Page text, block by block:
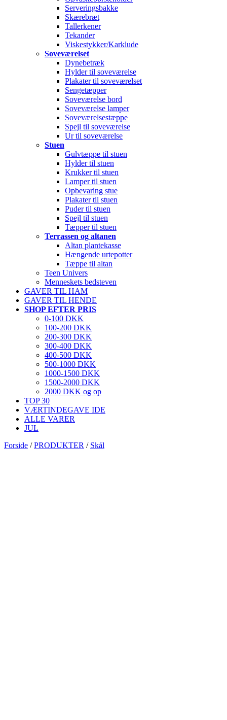
Serveringsbakke
Skærebræt
Tallerkener
Tekander
Viskestykker/Karklude
Soveværelset
Dynebetræk
Hylder til soveværelse
Plakater til soveværelset
Sengetæpper
Soveværelse bord
Soveværelse lamper
Soveværelsestæppe
Spejl til soveværelse
Ur til soveværelse
Stuen
Gulvtæppe til stuen
Hylder til stuen
Krukker til stuen
Lamper til stuen
Opbevaring stue
Plakater til stuen
Puder til stuen
Spejl til stuen
Tæpper til stuen
Terrassen og altanen
Altan plantekasse
Hængende urtepotter
Tæppe til altan
Teen Univers
Menneskets bedsteven
GAVER TIL HAM
GAVER TIL HENDE
SHOP EFTER PRIS
0-100 DKK
100-200 DKK
200-300 DKK
300-400 DKK
400-500 DKK
500-1000 DKK
1000-1500 DKK
1500-2000 DKK
2000 DKK og op
TOP 30
VÆRTINDEGAVE IDE
ALLE VARER
JUL
Forside /PRODUKTER / Skål